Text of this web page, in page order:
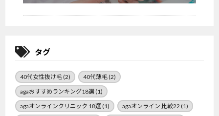
タグ
40代女性抜け毛(2) 40代薄毛(2)
agaおすすめランキング18選(1)
agaオンラインクリニック 18選(1) agaオンライン 比較22 (1)